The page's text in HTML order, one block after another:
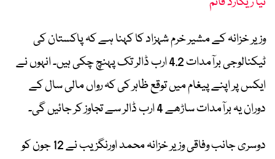
وزیر خزانہ کے مشیر خرم شہزاد کا کہنا ہے کہ پاکستان کی
ٹیکنالوجی برآمدات 4.2 ارب ڈالر تک پہنچ چکی ہیں۔ انہوں نے
ایکس پر اپنے پیغام میں توقع ظاہر کی کہ رواں مالی سال کے
دوران یہ برآمدات ساڑھے 4 ارب ڈالر سے تجاوز کر جائیں گی۔
دوسری جانب وفاقی وزیر خزانہ محمد اورنگزیب نے 12 جون کو